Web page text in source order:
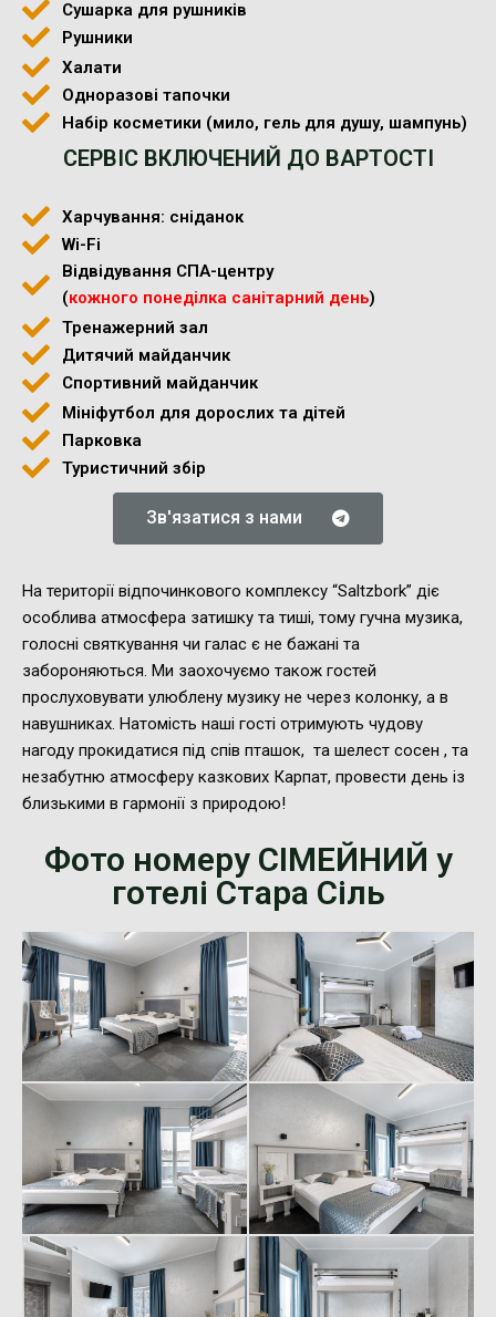
Сушарка для рушників
Рушники
Халати
Одноразові тапочки
Набір косметики (мило, гель для душу, шампунь)
СЕРВІС ВКЛЮЧЕНИЙ ДО ВАРТОСТІ
Харчування: сніданок
Wi-Fi
Відвідування СПА-центру
(кожного понеділка санітарний день)
Тренажерний зал
Дитячий майданчик
Спортивний майданчик
Мініфутбол для дорослих та дітей
Парковка
Туристичний збір
Зв'язатися з нами
На території відпочинкового комплексу “Saltzbork” діє
особлива атмосфера затишку та тиші, тому гучна музика,
голосні святкування чи галас є не бажані та
забороняються. Ми заохочуємо також гостей
прослуховувати улюблену музику не через колонку, а в
навушниках. Натомість наші гості отримують чудову
нагоду прокидатися під спів пташок, та шелест сосен , та
незабутню атмосферу казкових Карпат, провести день із
близькими в гармонії з природою!
Фото номеру СІМЕЙНИЙ у
готелі Стара Сіль